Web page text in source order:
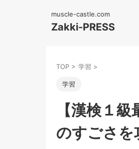
muscle-castle.com
Zakki-PRESS
TOP > 学習 >
学習
【漢検１
のすごさを